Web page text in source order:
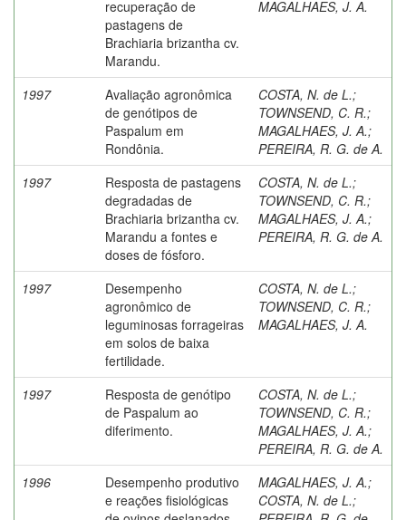
recuperação de
pastagens de
Brachiaria brizantha cv.
Marandu.
MAGALHAES, J. A.
1997
Avaliação agronômica
de genótipos de
Paspalum em
Rondônia.
COSTA, N. de L.;
TOWNSEND, C. R.;
MAGALHAES, J. A.;
PEREIRA, R. G. de A.
1997
Resposta de pastagens
degradadas de
Brachiaria brizantha cv.
Marandu a fontes e
doses de fósforo.
COSTA, N. de L.;
TOWNSEND, C. R.;
MAGALHAES, J. A.;
PEREIRA, R. G. de A.
1997
Desempenho
agronômico de
leguminosas forrageiras
em solos de baixa
fertilidade.
COSTA, N. de L.;
TOWNSEND, C. R.;
MAGALHAES, J. A.
1997
Resposta de genótipo
de Paspalum ao
diferimento.
COSTA, N. de L.;
TOWNSEND, C. R.;
MAGALHAES, J. A.;
PEREIRA, R. G. de A.
1996
Desempenho produtivo
e reações fisiológicas
MAGALHAES, J. A.;
COSTA, N. de L.;